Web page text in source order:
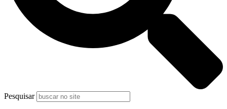
Pesquisar